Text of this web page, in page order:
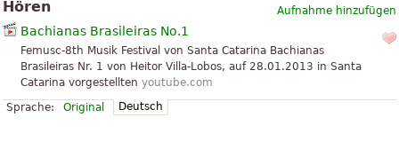
Aufnahme hinzufügen
Hören
Bachianas Brasileiras No.1
Femusc-8th Musik Festival von Santa Catarina Bachianas
Brasileiras Nr. 1 von Heitor Villa-Lobos, auf 28.01.2013 in Santa
Catarina vorgestellten youtube.com
Sprache:
Original Deutsch